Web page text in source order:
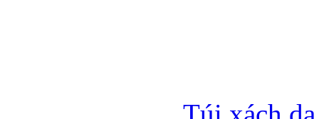
Ốp lưng Samsung